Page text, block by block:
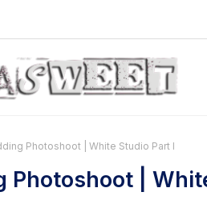
Photoshoot | White Studio Part I
Photoshoot |